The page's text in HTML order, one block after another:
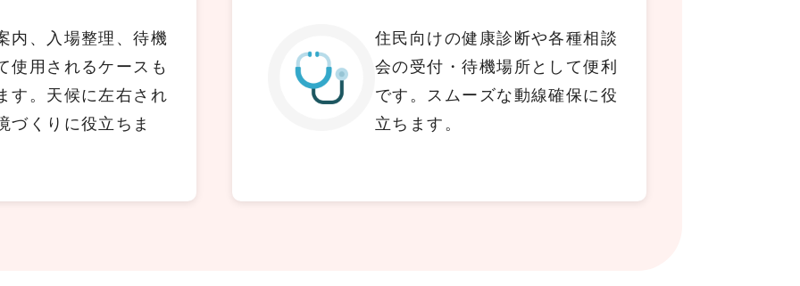
内、入場整理、待機
使用されるケースも
す。天候に左右され
づくりに役立ちま
住民向けの健康診断や各種相談
会の受付・待機場所として便利
です。スムーズな動線確保に役
立ちます。